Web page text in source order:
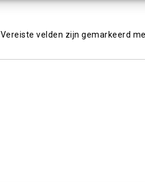
Vereiste velden zijn gemarkeerd